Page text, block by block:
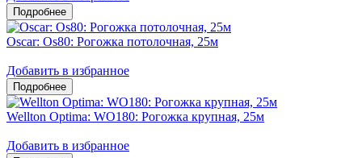
Oscar: Os80: Рогожка потолочная, 25м
Добавить в избранное
Wellton Optima: WO180: Рогожка крупная, 25м
Добавить в избранное